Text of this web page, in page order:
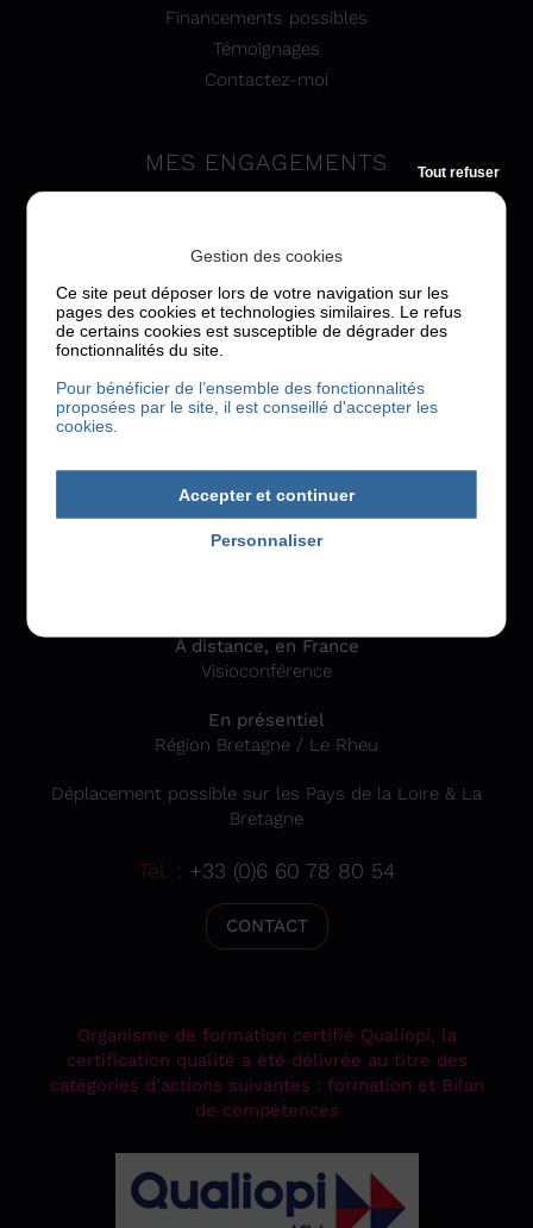
Financements possibles
Témoignages
Contactez-moi
MES ENGAGEMENTS
entrepreneurs, dirigeants, managers, cadres,
équipes…Mes engagements.
QUADRA RÉSONANCE
À distance, en France
Visioconférence
En présentiel
Région Bretagne / Le Rheu
Déplacement possible sur les Pays de la Loire & La
Bretagne
Tél. : +33 (0)6 60 78 80 54
CONTACT
Organisme de formation certifié Qualiopi, la
certification qualité a été délivrée au titre des
catégories d’actions suivantes : formation et Bilan
de compétences
Gestion des cookies
Ce site peut déposer lors de votre navigation sur les
pages des cookies et technologies similaires. Le refus
de certains cookies est susceptible de dégrader des
fonctionnalités du site.
Pour bénéficier de l’ensemble des fonctionnalités
proposées par le site, il est conseillé d'accepter les
cookies.
Accepter et continuer
Tout refuser
Personnaliser